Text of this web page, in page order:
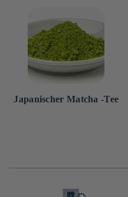
Japanischer Matcha -Tee